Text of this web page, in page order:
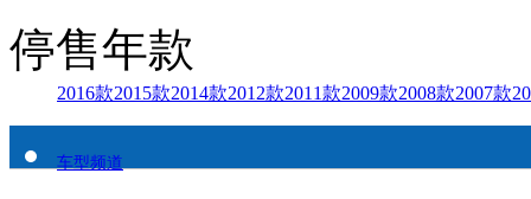
停售年款
2016款2015款2014款2012款2011款2009款2008款2007款
车型频道